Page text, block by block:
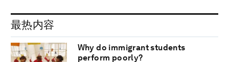
最热内容
Why do immigrant students
perform poorly?